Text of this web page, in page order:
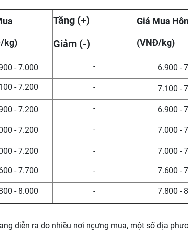
kg)
Tăng (+)
Giảm (-)
Giá Mua
(VNĐ/kg)
- 7.000 - 6.900 -
- 7.200 - 7.100 -
- 7.200 - 6.900 -
- 7.200 - 7.000 -
- 7.200 - 7.000 -
- 7.700 - 7.600 -
- 8.000 - 7.800 -
diễn ra do nhiều nơi ngưng mua, một số địa